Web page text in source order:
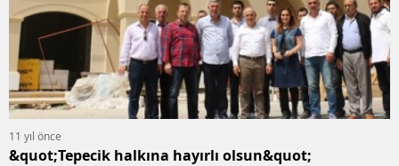
11 yıl önce
&quot;Tepecik halkına hayırlı olsun&quot;